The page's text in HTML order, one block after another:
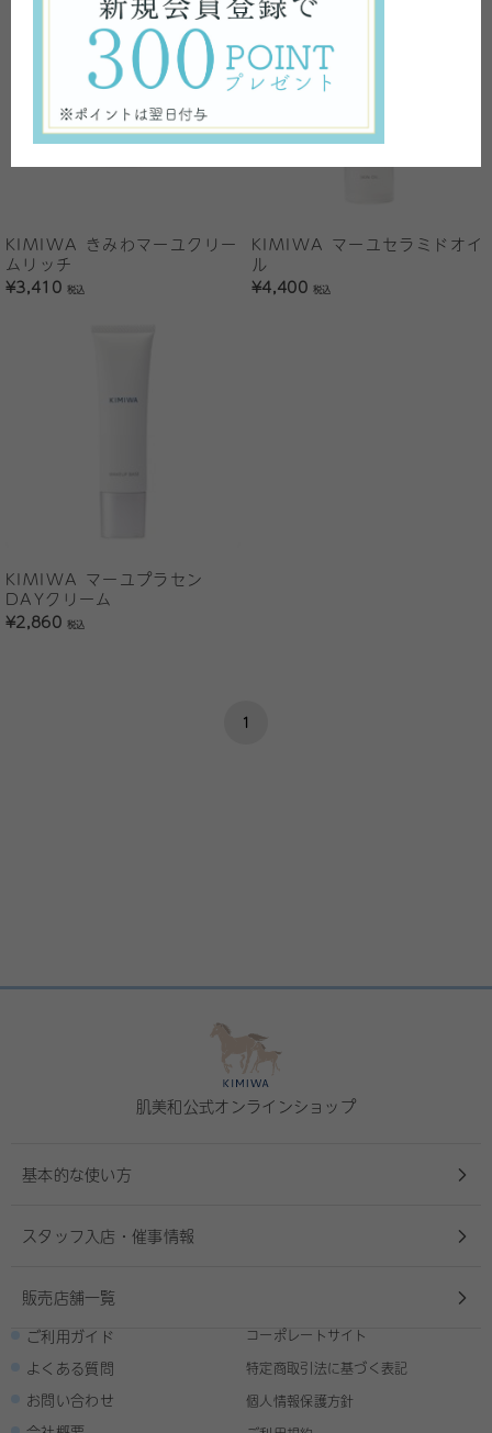
KIMIWA きみわマーユクリー
ムリッチ
¥3,410税込
KIMIWA マーユセラミドオイ
ル
¥4,400税込
KIMIWA マーユプラセン
DAYクリーム
¥2,860税込
1
肌美和公式オンラインショップ
基本的な使い方
スタッフ入店・催事情報
販売店舗一覧
ご利用ガイド
よくある質問
お問い合わせ
コーポレートサイト
特定商取引法に基づく表記
個人情報保護方針